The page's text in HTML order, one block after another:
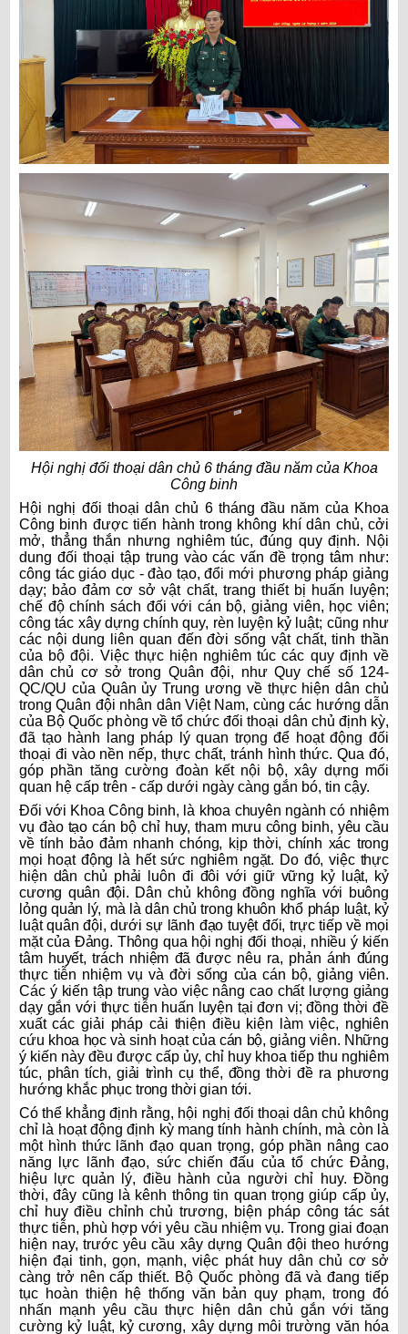
Hội nghị đối thoại dân chủ 6 tháng đầu năm của Khoa
Công binh
Hội nghị đối thoại dân chủ 6 tháng đầu năm của Khoa
Công binh được tiến hành trong không khí dân chủ, cởi
mở, thẳng thắn nhưng nghiêm túc, đúng quy định. Nội
dung đối thoại tập trung vào các vấn đề trọng tâm như:
công tác giáo dục - đào tạo, đổi mới phương pháp giảng
dạy; bảo đảm cơ sở vật chất, trang thiết bị huấn luyện;
chế độ chính sách đối với cán bộ, giảng viên, học viên;
công tác xây dựng chính quy, rèn luyện kỷ luật; cũng như
các nội dung liên quan đến đời sống vật chất, tinh thần
của bộ đội. Việc thực hiện nghiêm túc các quy định về
dân chủ cơ sở trong Quân đội, như Quy chế số 124-
QC/QU của Quân ủy Trung ương về thực hiện dân chủ
trong Quân đội nhân dân Việt Nam, cùng các hướng dẫn
của Bộ Quốc phòng về tổ chức đối thoại dân chủ định kỳ,
đã tạo hành lang pháp lý quan trọng để hoạt động đối
thoại đi vào nền nếp, thực chất, tránh hình thức. Qua đó,
góp phần tăng cường đoàn kết nội bộ, xây dựng mối
quan hệ cấp trên - cấp dưới ngày càng gắn bó, tin cậy.
Đối với Khoa Công binh, là khoa chuyên ngành có nhiệm
vụ đào tạo cán bộ chỉ huy, tham mưu công binh, yêu cầu
về tính bảo đảm nhanh chóng, kịp thời, chính xác trong
mọi hoạt động là hết sức nghiêm ngặt. Do đó, việc thực
hiện dân chủ phải luôn đi đôi với giữ vững kỷ luật, kỷ
cương quân đội. Dân chủ không đồng nghĩa với buông
lỏng quản lý, mà là dân chủ trong khuôn khổ pháp luật, kỷ
luật quân đội, dưới sự lãnh đạo tuyệt đối, trực tiếp về mọi
mặt của Đảng. Thông qua hội nghị đối thoại, nhiều ý kiến
tâm huyết, trách nhiệm đã được nêu ra, phản ánh đúng
thực tiễn nhiệm vụ và đời sống của cán bộ, giảng viên.
Các ý kiến tập trung vào việc nâng cao chất lượng giảng
dạy gắn với thực tiễn huấn luyện tại đơn vị; đồng thời đề
xuất các giải pháp cải thiện điều kiện làm việc, nghiên
cứu khoa học và sinh hoạt của cán bộ, giảng viên. Những
ý kiến này đều được cấp ủy, chỉ huy khoa tiếp thu nghiêm
túc, phân tích, giải trình cụ thể, đồng thời đề ra phương
hướng khắc phục trong thời gian tới.
Có thể khẳng định rằng, hội nghị đối thoại dân chủ không
chỉ là hoạt động định kỳ mang tính hành chính, mà còn là
một hình thức lãnh đạo quan trọng, góp phần nâng cao
năng lực lãnh đạo, sức chiến đấu của tổ chức Đảng,
hiệu lực quản lý, điều hành của người chỉ huy. Đồng
thời, đây cũng là kênh thông tin quan trọng giúp cấp ủy,
chỉ huy điều chỉnh chủ trương, biện pháp công tác sát
thực tiễn, phù hợp với yêu cầu nhiệm vụ. Trong giai đoạn
hiện nay, trước yêu cầu xây dựng Quân đội theo hướng
hiện đại tinh, gọn, mạnh, việc phát huy dân chủ cơ sở
càng trở nên cấp thiết. Bộ Quốc phòng đã và đang tiếp
tục hoàn thiện hệ thống văn bản quy phạm, trong đó
nhấn mạnh yêu cầu thực hiện dân chủ gắn với tăng
cường kỷ luật, kỷ cương, xây dựng môi trường văn hóa